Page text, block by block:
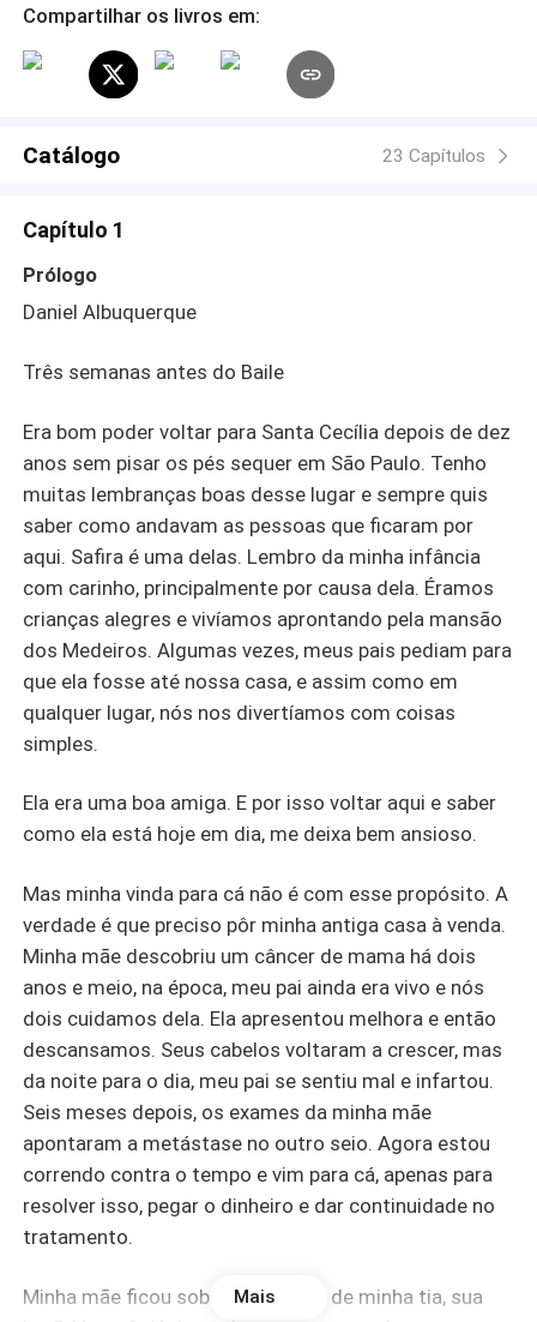
sociedade, mas quando finalmente completa seus 18
para viver sua liberdade. Com a ajuda de Betina, sua
melhor amiga, ela convence seu novo vizinho, Daniel a
frequentar) e provar aos seus pais que tudo o que dizem
Safira conseguirá viver tudo que sempre sonhou?
Compartilhar os livros em:
Catálogo 23 Capítulos
Capítulo 1
Prólogo
Daniel Albuquerque
Três semanas antes do Baile
Era bom poder voltar para Santa Cecília depois de dez
anos sem pisar os pés sequer em São Paulo. Tenho
muitas lembranças boas desse lugar e sempre quis
saber como andavam as pessoas que ficaram por
aqui. Safira é uma delas. Lembro da minha infância
com carinho, principalmente por causa dela. Éramos
crianças alegres e vivíamos aprontando pela mansão
dos Medeiros. Algumas vezes, meus pais pediam para
que ela fosse até nossa casa, e assim como em
qualquer lugar, nós nos divertíamos com coisas
simples.
Ela era uma boa amiga. E por isso voltar aqui e saber
como ela está hoje em dia, me deixa bem ansioso.
Mas minha vinda para cá não é com esse propósito. A
verdade é que preciso pôr minha antiga casa à venda.
Minha mãe descobriu um câncer de mama há dois
anos e meio, na época, meu pai ainda era vivo e nós
dois cuidamos dela. Ela apresentou melhora e então
descansamos. Seus cabelos voltaram a crescer, mas
da noite para o dia, meu pai se sentiu mal e infartou.
Seis meses depois, os exames da minha mãe
apontaram a metástase no outro seio. Agora estou
correndo contra o tempo e vim para cá, apenas para
resolver isso, pegar o dinheiro e dar continuidade no
tratamento.
Minha mãe ficou sob os cuidados de minha tia, sua
Mais